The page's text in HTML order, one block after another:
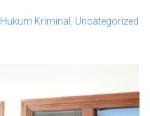
Hukum Kriminal
Uncategorized